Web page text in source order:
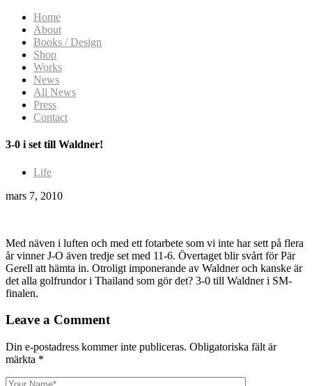
Home
About
Books / Design
Shop
Works
News
All News
Press
Contact
3-0 i set till Waldner!
Life
mars 7, 2010
Med näven i luften och med ett fotarbete som vi inte har sett på flera
år vinner J-O även tredje set med 11-6. Övertaget blir svårt för Pär
Gerell att hämta in. Otroligt imponerande av Waldner och kanske är
det alla golfrundor i Thailand som gör det? 3-0 till Waldner i SM-
finalen.
Leave a Comment
Din e-postadress kommer inte publiceras. Obligatoriska fält är
märkta *